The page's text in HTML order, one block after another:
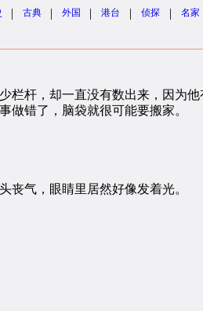
| 古典 | 外国 | 港台 | 侦探 | 名家
杆，却一直没有数出来，因为他
做错了，脑袋就很可能要搬家。
气，眼睛里居然好像发着光。